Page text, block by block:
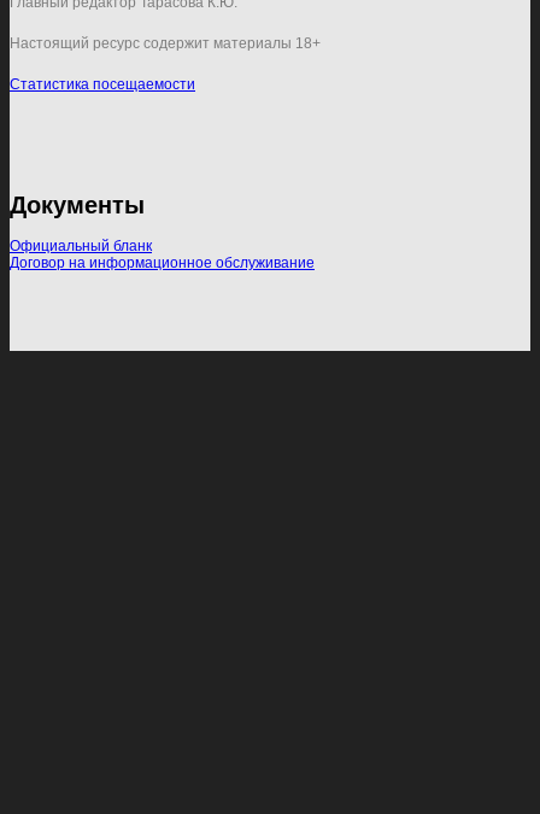
Настоящий ресурс содержит материалы 18+
Статистика посещаемости
Документы
Официальный бланк
Договор на информационное обслуживание